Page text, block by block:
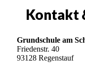
Kontakt
Grundschule am
Friedenstr. 40
93128 Regenstauf